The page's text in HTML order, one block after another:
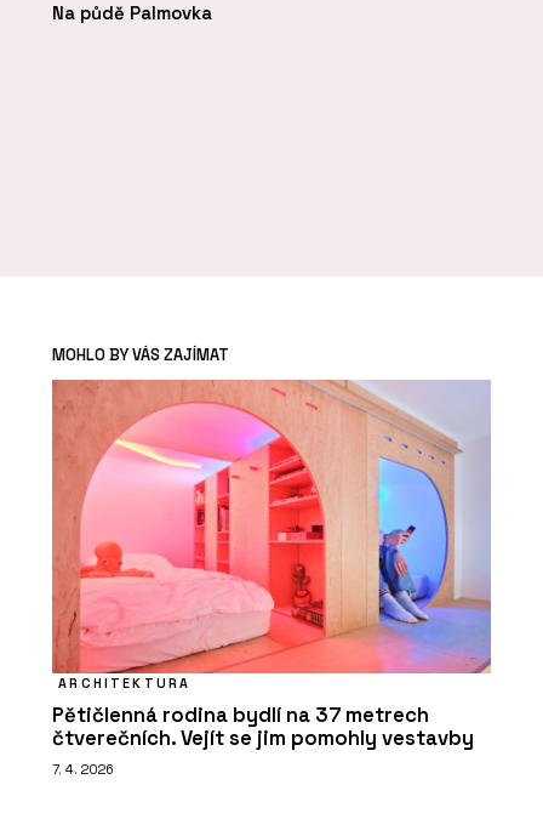
Na půdě Palmovka
MOHLO BY VÁS ZAJÍMAT
ARCHITEKTURA
Pětičlenná rodina bydlí na 37 metrech
čtverečních. Vejít se jim pomohly vestavby
7. 4. 2026